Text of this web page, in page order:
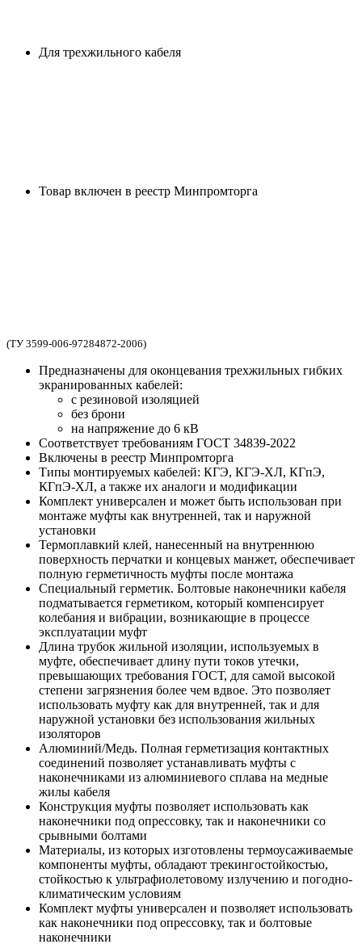
Для трехжильного кабеля
Товар включен в реестр Минпромторга
(ТУ 3599-006-97284872-2006)
Предназначены для оконцевания трехжильных гибких
экранированных кабелей:
с резиновой изоляцией
без брони
на напряжение до 6 кВ
Соответствует требованиям ГОСТ 34839-2022
Включены в реестр Минпромторга
Типы монтируемых кабелей: КГЭ, КГЭ-ХЛ, КГпЭ,
КГпЭ-ХЛ, а также их аналоги и модификации
Комплект универсален и может быть использован при
монтаже муфты как внутренней, так и наружной
установки
Термоплавкий клей, нанесенный на внутреннюю
поверхность перчатки и концевых манжет, обеспечивает
полную герметичность муфты после монтажа
Специальный герметик. Болтовые наконечники кабеля
подматывается герметиком, который компенсирует
колебания и вибрации, возникающие в процессе
эксплуатации муфт
Длина трубок жильной изоляции, используемых в
муфте, обеспечивает длину пути токов утечки,
превышающих требования ГОСТ, для самой высокой
степени загрязнения более чем вдвое. Это позволяет
использовать муфту как для внутренней, так и для
наружной установки без использования жильных
изоляторов
Алюминий/Медь. Полная герметизация контактных
соединений позволяет устанавливать муфты с
наконечниками из алюминиевого сплава на медные
жилы кабеля
Конструкция муфты позволяет использовать как
наконечники под опрессовку, так и наконечники со
срывными болтами
Материалы, из которых изготовлены термоусаживаемые
компоненты муфты, обладают трекингостойкостью,
стойкостью к ультрафиолетовому излучению и погодно-
климатическим условиям
Комплект муфты универсален и позволяет использовать
как наконечники под опрессовку, так и болтовые
наконечники